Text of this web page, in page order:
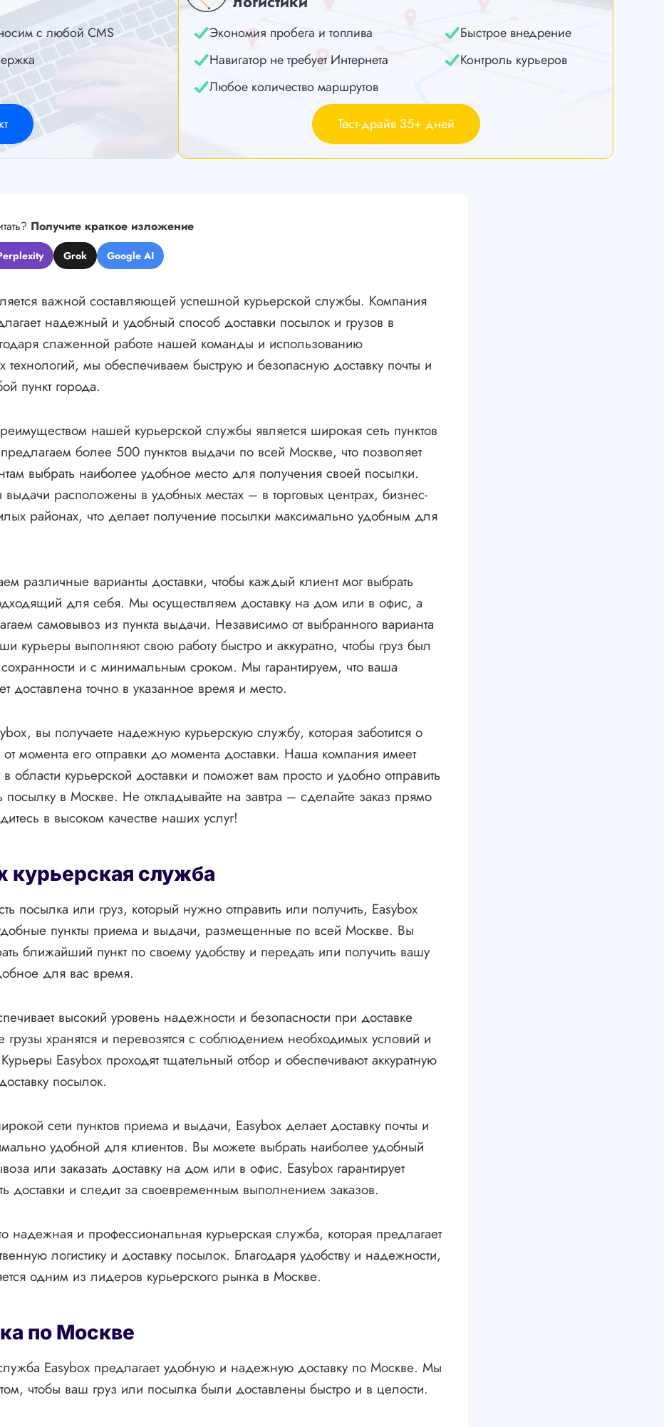
с любой CMS
Экономия пробега и топлива
Быстрое внедрение
Навигатор не требует Интернета
Контроль курьеров
Любое количество маршрутов
Тест-драйв 35+ дней
Получите краткое изложение
Grok Google AI
важной составляющей успешной курьерской службы. Компания
надежный и удобный способ доставки посылок и грузов в
слаженной работе нашей команды и использованию
технологий, мы обеспечиваем быструю и безопасную доставку почты и
пункт города.
нашей курьерской службы является широкая сеть пунктов
более 500 пунктов выдачи по всей Москве, что позволяет
выбрать наиболее удобное место для получения своей посылки.
расположены в удобных местах – в торговых центрах, бизнес-
районах, что делает получение посылки максимально удобным для
различные варианты доставки, чтобы каждый клиент мог выбрать
для себя. Мы осуществляем доставку на дом или в офис, а
самовывоз из пункта выдачи. Независимо от выбранного варианта
курьеры выполняют свою работу быстро и аккуратно, чтобы груз был
и с минимальным сроком. Мы гарантируем, что ваша
доставлена точно в указанное время и место.
вы получаете надежную курьерскую службу, которая заботится о
момента его отправки до момента доставки. Наша компания имеет
в области курьерской доставки и поможет вам просто и удобно отправить
посылку в Москве. Не откладывайте на завтра – сделайте заказ прямо
в высоком качестве наших услуг!
курьерская служба
посылка или груз, который нужно отправить или получить, Easybox
пункты приема и выдачи, размещенные по всей Москве. Вы
ближайший пункт по своему удобству и передать или получить вашу
для вас время.
высокий уровень надежности и безопасности при доставке
грузы хранятся и перевозятся с соблюдением необходимых условий и
Easybox проходят тщательный отбор и обеспечивают аккуратную
посылок.
сети пунктов приема и выдачи, Easybox делает доставку почты и
удобной для клиентов. Вы можете выбрать наиболее удобный
или заказать доставку на дом или в офис. Easybox гарантирует
доставки и следит за своевременным выполнением заказов.
надежная и профессиональная курьерская служба, которая предлагает
логистику и доставку посылок. Благодаря удобству и надежности,
одним из лидеров курьерского рынка в Москве.
по Москве
Easybox предлагает удобную и надежную доставку по Москве. Мы
чтобы ваш груз или посылка были доставлены быстро и в целости.